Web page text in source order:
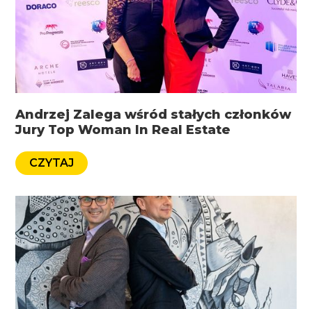
Andrzej Zalega wśród stałych członków
Jury Top Woman In Real Estate
CZYTAJ